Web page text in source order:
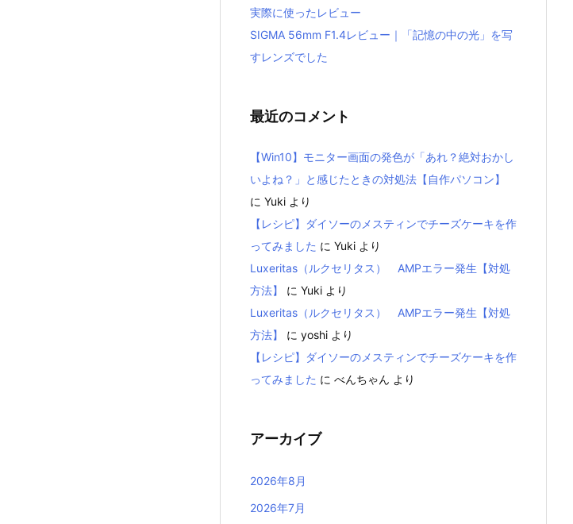
実際に使ったレビュー
SIGMA 56mm F1.4レビュー｜「記憶の中の光」を写
すレンズでした
最近のコメント
【Win10】モニター画面の発色が「あれ？絶対おかし
いよね？」と感じたときの対処法【自作パソコン】
に Yuki より
【レシピ】ダイソーのメスティンでチーズケーキを作
ってみました に Yuki より
Luxeritas（ルクセリタス） AMPエラー発生【対処
方法】
に Yuki より
Luxeritas（ルクセリタス） AMPエラー発生【対処
方法】
に yoshi より
【レシピ】ダイソーのメスティンでチーズケーキを作
ってみました に べんちゃん より
アーカイブ
2026年8月
2026年7月